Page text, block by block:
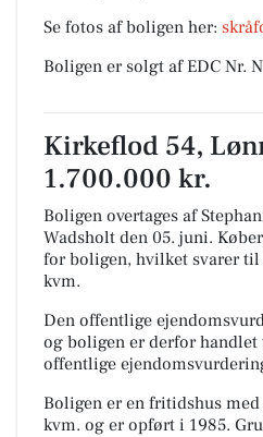
Se fotos af boligen her:
Boligen er solgt af EDC Nr.
Kirkeflod 54,
1.700.000 kr.
Boligen overtages af
Wadsholt den 05. juni.
for boligen, hvilket svarer til
kvm.
Den offentlige
og boligen er derfor
offentlige
Boligen er en fritidshus
kvm. og er opført i 1985.